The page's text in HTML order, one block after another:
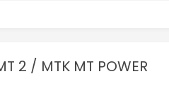
2 / MTK MT POWER